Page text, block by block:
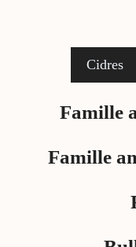
Famille
Famille
Cidres